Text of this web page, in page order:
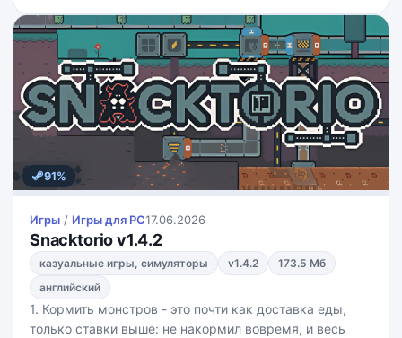
91%
Игры / Игры для PС17.06.2026
Snacktorio v1.4.2
казуальные игры, симуляторы v1.4.2
173.5 Мб
английский
1. Кормить монстров - это почти как доставка еды,
только ставки выше: не накормил вовремя, и весь